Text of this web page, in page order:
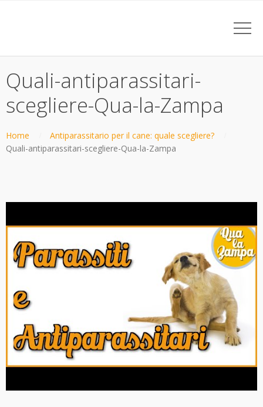
Quali-antiparassitari-
scegliere-Qua-la-Zampa
Home
Antiparassitario per il cane: quale scegliere?
Quali-antiparassitari-scegliere-Qua-la-Zampa